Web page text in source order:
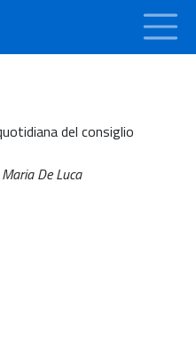
del consiglio
De Luca